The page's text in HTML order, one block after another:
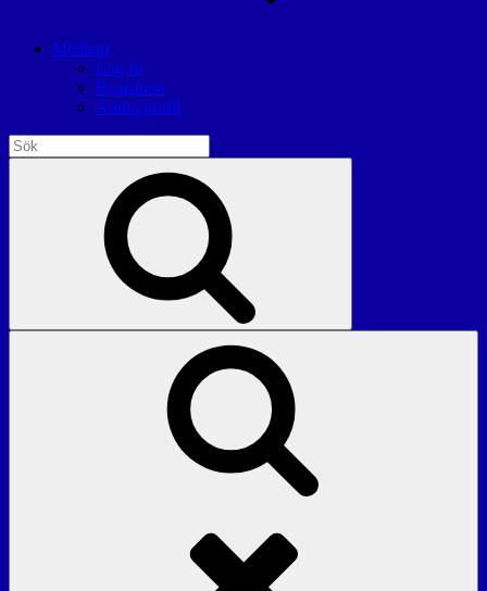
Medlem
Log In
Registrera
Ändra profil
Sök
efter: